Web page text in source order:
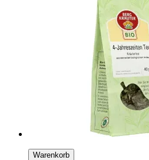
Warenkorb